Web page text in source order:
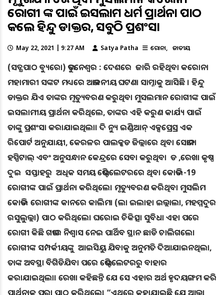
ରୋଗୀ ଙ୍କ ପାଇଁ ଇସଲାମ ଧର୍ମ ପ୍ରାର୍ଥନା ପାଠ
କଲେ ହିନ୍ଦୁ ଡାକ୍ତର, ସବୁଠି ପ୍ରଶଂସା
May 22, 2021 | 9:27 AM Satya Patha କରୋନା ଜାତୀୟ
(ସତ୍ଯପାଠ ବ୍ୟୁରୋ) ଭୁବନେଶ୍ୱର : ଦେଶରେ ଜାରି ରହିଥିବା କରୋନା
ମହାମାରୀ ସଙ୍କଟ ମଧ୍ୟରେ ଅଭାବନୀୟ ଘଟଣା ସାମ୍ନାକୁ ଆସିଛି । ହିନ୍ଦୁ
ଡାକ୍ତର ଯିଏ ତାଙ୍କର ମୃତ୍ୟୁବରଣ କରୁଥିବା ମୁସଲମାନ ରୋଗୀଙ୍କ ପାଇଁ
ଇସଲାମୀୟ ପ୍ରାର୍ଥନା କରିଥିଲେ, ତାଙ୍କର ଏହି କରୁଣ କାର୍ଯ୍ୟ ପାଇଁ
ତାଙ୍କୁ ପ୍ରଶଂସା କରାଯାଇଥିଲା। ଦି ନ୍ୟୁ ଇଣ୍ଡିଆନ୍ ଏକ୍ସପ୍ରେସ୍ର ଏକ
ରିପୋର୍ଟ ଅନୁଯାୟୀ, କେରଳର ପାଲକ୍କଡ ଜିଲ୍ଲାରେ ଥିବା ସେଭାନା
ହସ୍ପିଟାଲ୍ ଏବଂ ଅନୁସନ୍ଧାନ କେନ୍ଦ୍ରରେ ସେବା କରୁଥିବା ଡ ,ରେଖା କୃଷ୍ଣ
ଦୁଇ ସପ୍ତାହରୁ ଅଧିକ ସମୟ ଭେଣ୍ଟିଲେଟରରେ ଥିବା କୋଭିଡ -19
ରୋଗୀଙ୍କ ପାଇଁ ପ୍ରାର୍ଥନା କରିଥିଲେ। ମୃତ୍ୟୁବରଣ କରିଥିବା ମୁସଲିମ
କୋଭିଡ ରୋଗୀଙ୍କ କାନରେ କାଲିମା (ଲା ଇଲାହା ଇଲ୍ଲାଲା, ମହମ୍ମଦୁର
ରସୁଲୁଲ୍ଲା) ପାଠ କରିଥିଲେ। ଘରୋଇ ଚିକିତ୍ସା ସୁବିଧା ଏହା ପରେ
ରୋଗୀ କିଛି ଗଭୀର ନିଶ୍ୱାସ ନେଇ ପାର୍ଥିବ ସ୍ଥାନ ଛାଡି ଚାଲିଗଲେ।
ରୋଗୀଙ୍କ ସମ୍ପର୍କୀୟଙ୍କୁ ଆଇସିୟୁ ଯିବାକୁ ଅନୁମତି ଦିଆଯାଇନଥିଲା,
ତାଙ୍କ ଅବସ୍ଥା ବିଗିଡିଯିବା ପରେ ଭେଣ୍ଟିଲେଟରରୁ ବାହାର
କରାଯାଇଥିଲା। ରେଖା କହିଛନ୍ତି ଯେ ସେ ଏହାର ଅର୍ଥ ହୃଦୟଙ୍ଗମ କରି
ପ୍ରାର୍ଥନାକୁ ପୁରା ପାଠ କରିଥିଲେ। “ଏଥିରେ କୁହାଯାଇଛି ଯେ ଆଲ୍ଲା